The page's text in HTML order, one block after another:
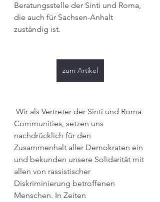
Beratungsstelle der Sinti und Roma,
die auch für Sachsen-Anhalt
zuständig ist.
zum Artikel
Wir als Vertreter der Sinti und Roma
Communities, setzen uns
nachdrücklich für den
Zusammenhalt aller Demokraten ein
und bekunden unsere Solidarität mit
allen von rassistischer
Diskriminierung betroffenen
Menschen. In Zeiten